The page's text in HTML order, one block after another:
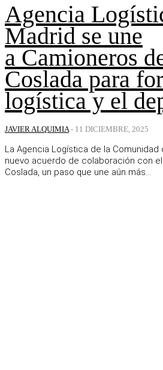
Agencia
Madrid se une
a Camioneros
Coslada para
logística y el
JAVIER ALQUIMIA - 11 DICIEMBRE, 2025
La Agencia Logística de la Comunidad
nuevo acuerdo de colaboración con
Coslada, un paso que une aún más...